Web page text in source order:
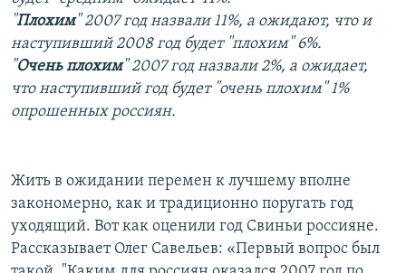
"Плохим" 2007 год назвали 11%, а ожидают, что и
наступивший 2008 год будет "плохим" 6%.
"Очень плохим" 2007 год назвали 2%, а ожидает,
что наступивший год будет "очень плохим" 1%
опрошенных россиян.
Жить в ожидании перемен к лучшему вполне
закономерно, как и традиционно поругать год
уходящий. Вот как оценили год Свиньи россияне.
Рассказывает Олег Савельев: «Первый вопрос был